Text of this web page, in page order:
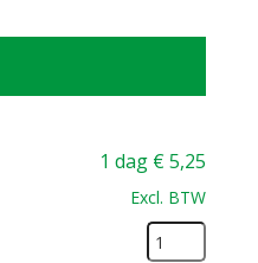
1 dag €5,25
Excl. BTW